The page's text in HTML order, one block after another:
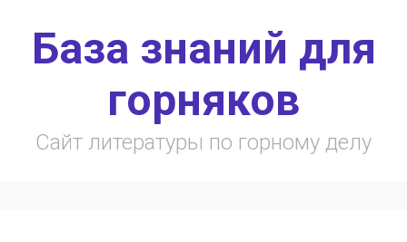
База знаний для
горняков
Сайт литературы по горному делу